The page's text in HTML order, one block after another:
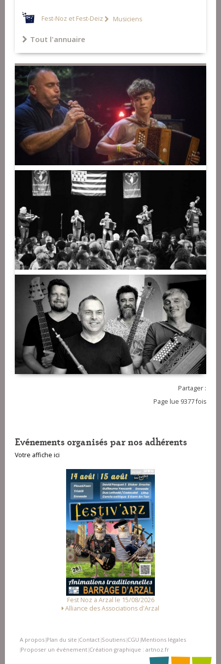
Fest-Noz et Fest-Deiz Musiciens
Tout l'annuaire
Partager :
Page lue 9377 fois
Evénements organisés par nos adhérents
Votre affiche ici
Fest Noz a Arzal le 15/08/2026
Alliance des Associations d'Arzal
A propos |Plan du site |Contact |Soutiens |CGU |Mentions légales
|Proposer un événement |Création graphique : artnoz.fr